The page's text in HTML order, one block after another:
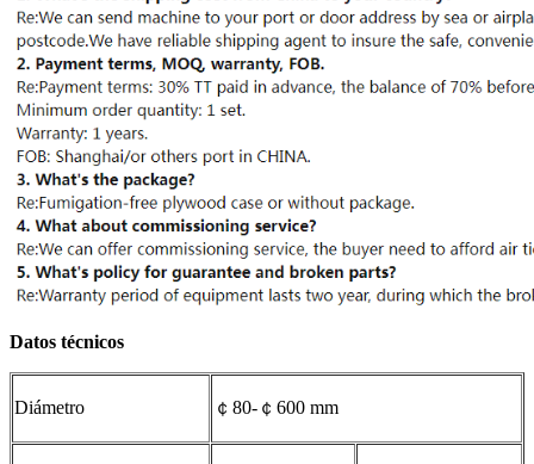
Datos técnicos
Diámetro ￠80-￠600 mm